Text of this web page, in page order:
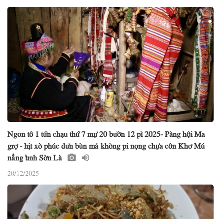
Ngon tô 1 tứn chạu thứ 7 mự 20 bườn 12 pì 2025- Pàng hội Ma
grợ - hịt xò phúc dưn bùn mả khòng pi nọng chựa côn Khơ Mú
nẳng tỉnh Sờn Là
20/12/2025